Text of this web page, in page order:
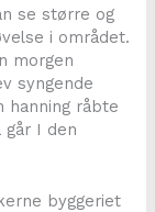
se større og
i området.
morgen
syngende
hanning råbte
går I den
byggeriet